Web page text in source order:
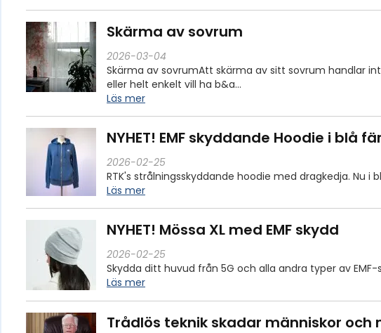
Skärma av sovrum
2026-03-04
Skärma av sovrumAtt skärma av sitt sovrum handlar
eller helt enkelt vill ha b&a…
Läs mer
NYHET! EMF skyddande Hoodie i blå
2026-02-25
RTK's strålningsskyddande hoodie med dragkedja. Nu i
Läs mer
NYHET! Mössa XL med EMF skydd
2026-02-25
Skydda ditt huvud från 5G och alla andra typer av
Läs mer
Trådlös teknik skadar människor och